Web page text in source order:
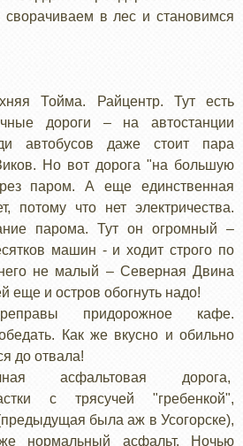
сворачиваем в лес и становимся
Тойма. Райцентр. Тут есть
дороги – на автостанции
автобусов даже стоит пара
Но вот дорога "на большую
паром. А еще единственная
потому что нет электричества.
парома. Тут он огромный –
машин - и ходит строго по
не малый – Северная Двина
еще и остров обогнуть надо!
придорожное кафе.
Как же вкусно и обильно
до отвала!
асфальтовая дорога,
с трясучей "гребенкой",
была аж в Усогорске),
нормальный асфальт. Ночью